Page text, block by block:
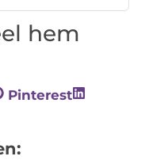
hem
Pinterest